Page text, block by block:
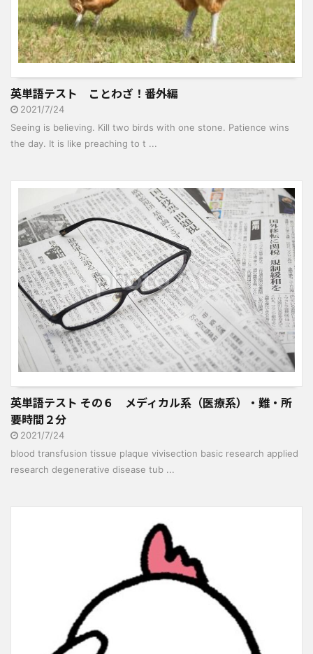
英単語テスト ことわざ！番外編
2021/7/24
Seeing is believing. Kill two birds with one stone. Patience wins
the day. It is like preaching to t ...
英単語テスト その６ メディカル系（医療系）・難・所
要時間２分
2021/7/24
blood transfusion tissue plaque vivisection basic research applied
research degenerative disease tub ...